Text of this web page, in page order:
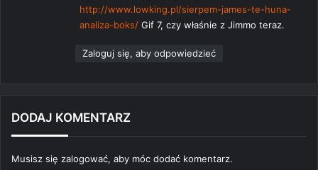
http://www.lowking.pl/sierpem-james-te-huna-
analiza-boks/ Gif 7, czy właśnie z Jimmo teraz.
Zaloguj się, aby odpowiedzieć
DODAJ KOMENTARZ
Musisz się zalogować, aby móc dodać komentarz.